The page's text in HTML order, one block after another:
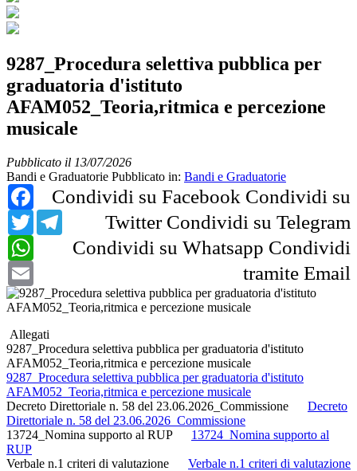
9287_Procedura selettiva pubblica per
graduatoria d'istituto
AFAM052_Teoria,ritmica e percezione
musicale
Pubblicato il 13/07/2026
Bandi e Graduatorie Pubblicato in: Bandi e Graduatorie
Condividi su Facebook
Facebook
Condividi su
Twitter
Twitter Condividi su Telegram
Telegram
Condividi su Whatsapp
WhatsApp
Condividi
tramite Email
Allegati
9287_Procedura selettiva pubblica per graduatoria d'istituto
AFAM052_Teoria,ritmica e percezione musicale
9287_Procedura selettiva pubblica per graduatoria d'istituto
AFAM052_Teoria,ritmica e percezione musicale
Decreto Direttoriale n. 58 del 23.06.2026_Commissione
Decreto
Direttoriale n. 58 del 23.06.2026_Commissione
13724_Nomina supporto al RUP
13724_Nomina supporto al
RUP
Verbale n.1 criteri di valutazione
Verbale n.1 criteri di valutazione